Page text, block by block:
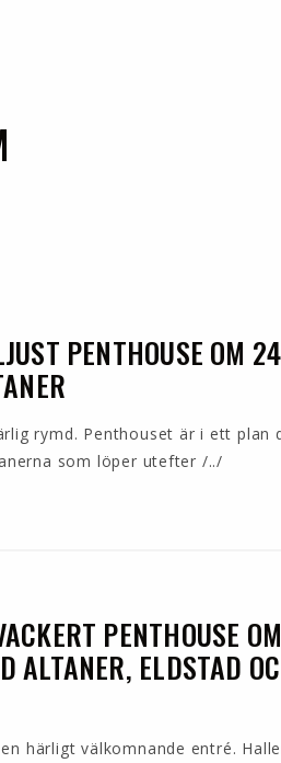
PENTHOUSE OM
rymd. Penthouset är i ett plan
som löper utefter /../
PENTHOUSE
ALTANER, ELDSTAD
härligt välkomnande entré.